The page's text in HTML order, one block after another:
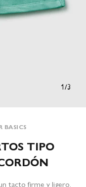
1/3
BASICS
TIPO
tacto firme y ligero.